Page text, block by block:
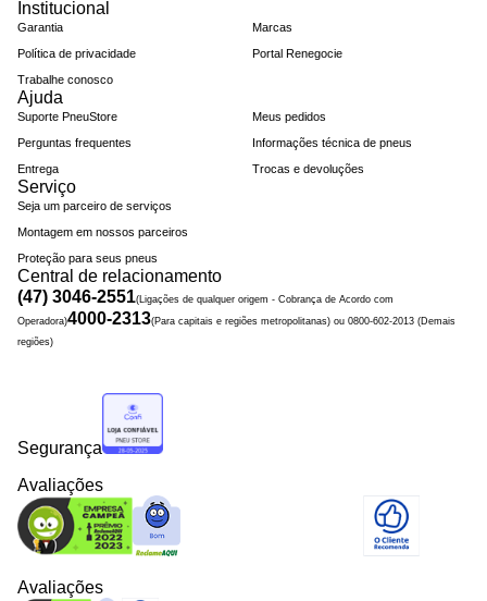
Institucional
Garantia
Política de privacidade
Trabalhe conosco
Marcas
Portal Renegocie
Ajuda
Suporte PneuStore
Perguntas frequentes
Entrega
Meus pedidos
Informações técnica de pneus
Trocas e devoluções
Serviço
Seja um parceiro de serviços
Montagem em nossos parceiros
Proteção para seus pneus
Central de relacionamento
(47) 3046-2551(Ligações de qualquer origem - Cobrança de Acordo com
Operadora)4000-2313(Para capitais e regiões metropolitanas) ou 0800-602-2013 (Demais
regiões)
Segurança
Avaliações
Avaliações